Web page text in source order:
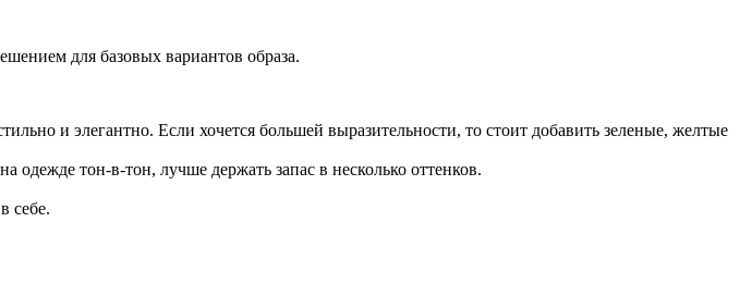
для базовых вариантов образа.
и элегантно. Если хочется большей выразительности, то стоит добавить зеленые, желтые
одежде тон-в-тон, лучше держать запас в несколько оттенков.
себе.